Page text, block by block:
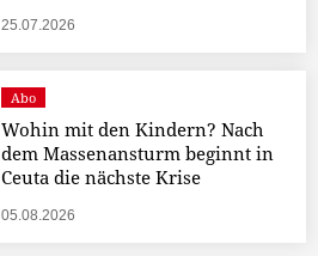
25.07.2026
Abo
Wohin mit den Kindern? Nach
dem Massenansturm beginnt in
Ceuta die nächste Krise
05.08.2026